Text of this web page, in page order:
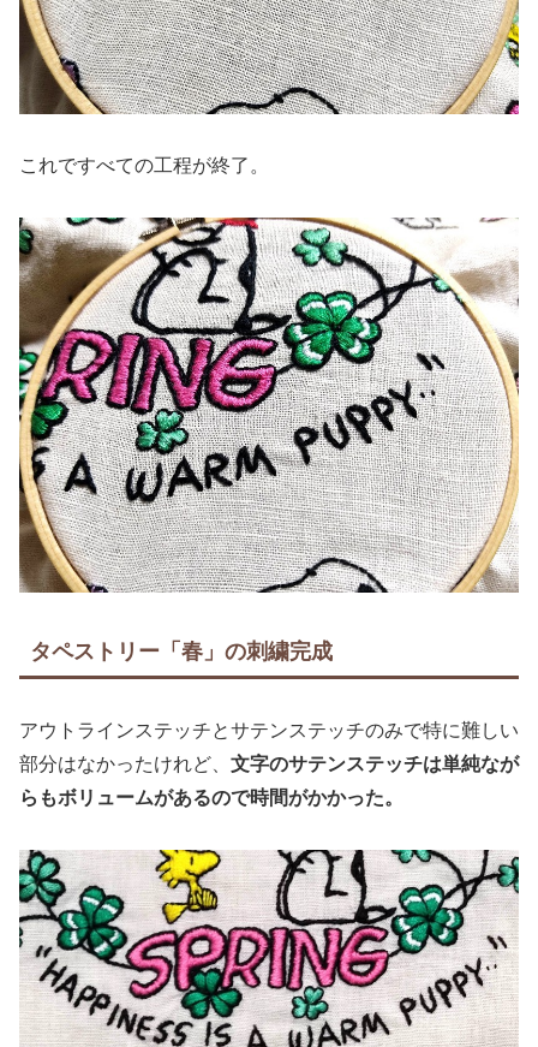
これですべての工程が終了。
タペストリー「春」の刺繍完成
アウトラインステッチとサテンステッチのみで特に難しい
部分はなかったけれど、 文字のサテンステッチは単純なが
らもボリュームがあるので時間がかかった。